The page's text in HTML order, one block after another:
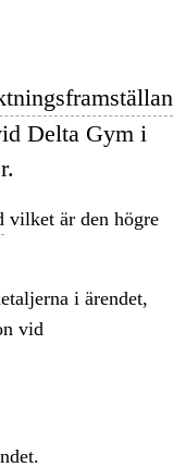
Delta Gym i
vilket är den högre
i ärendet,
vid